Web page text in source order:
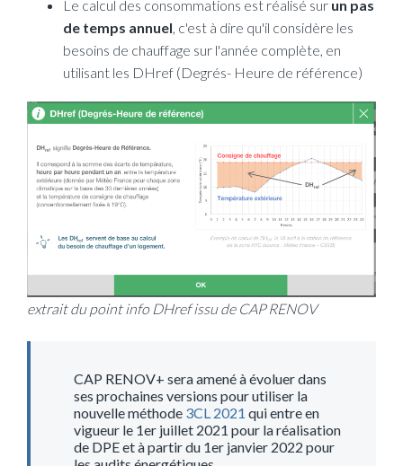
Le calcul des consommations est réalisé sur un pas
de temps annuel, c'est à dire qu'il considère les
besoins de chauffage sur l'année complète, en
utilisant les DHref (Degrés- Heure de référence)
extrait du point info DHref issu de CAP RENOV
CAP RENOV+ sera amené à évoluer dans
ses prochaines versions pour utiliser la
nouvelle méthode 3CL 2021 qui entre en
vigueur le 1er juillet 2021 pour la réalisation
de DPE et à partir du 1er janvier 2022 pour